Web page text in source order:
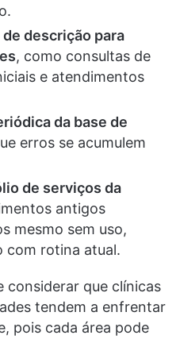
descrição para
, como consultas de
e atendimentos
da base de
erros se acumulem
de serviços da
antigos
mesmo sem uso,
com rotina atual.
considerar que clínicas
tendem a enfrentar
pois cada área pode